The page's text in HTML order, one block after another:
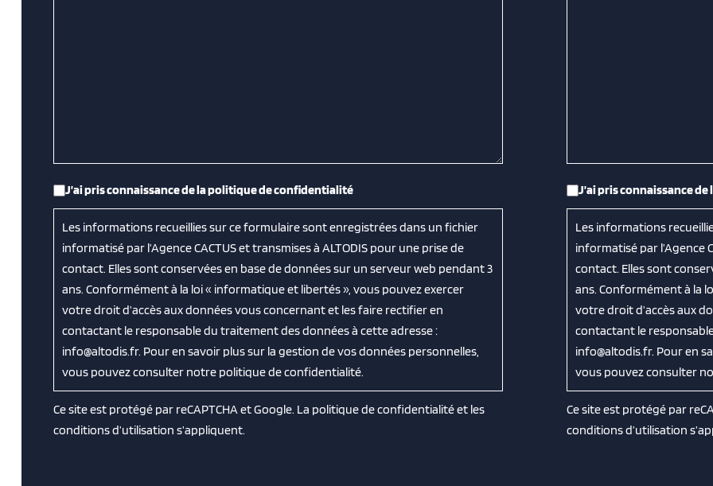
RGPD
J’ai pris connaissance de la politique de confidentialité
Les informations recueillies sur ce formulaire sont enregistrées dans un fichier
informatisé par l’Agence CACTUS et transmises à ALTODIS pour une prise de
contact. Elles sont conservées en base de données sur un serveur web pendant 3
ans. Conformément à la loi « informatique et libertés », vous pouvez exercer
votre droit d’accès aux données vous concernant et les faire rectifier en
contactant le responsable du traitement des données à cette adresse :
info@altodis.fr. Pour en savoir plus sur la gestion de vos données personnelles,
vous pouvez consulter notre politique de confidentialité.
Ce site est protégé par reCAPTCHA et Google. La politique de confidentialitéet les
conditions d’utilisation s’appliquent.
RGPD
J’ai pris connaissance
Les informations
informatisé par l’Agence
contact. Elles sont
ans. Conformément à la
votre droit d’accès aux
contactant le
info@altodis.fr. Pour en
vous pouvez consulter
Ce site est protégé par
conditions d’utilisation